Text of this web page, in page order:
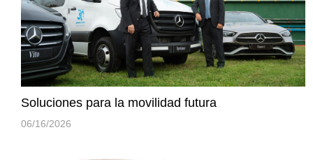
Soluciones para la movilidad futura
06/16/2026